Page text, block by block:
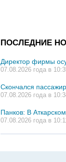
ПОСЛЕДНИЕ
Директор фирмы
07.08.2026 года в
Скончался
07.08.2026 года в
Панков: В
07.08.2026 года в